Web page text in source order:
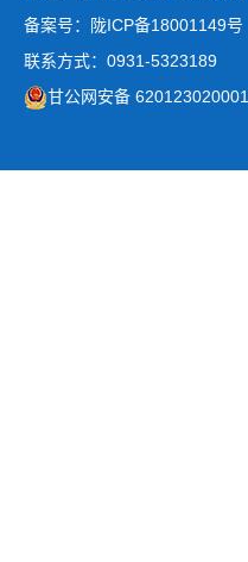
备案号：陇ICP备18001149号
联系方式：0931-5323189
甘公网安备